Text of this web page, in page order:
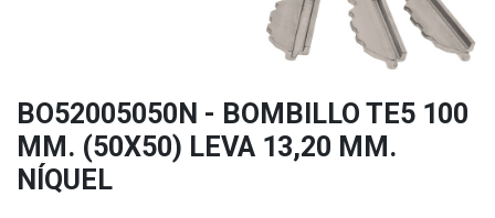
BO52005050N - BOMBILLO TE5 100
MM. (50X50) LEVA 13,20 MM.
NÍQUEL